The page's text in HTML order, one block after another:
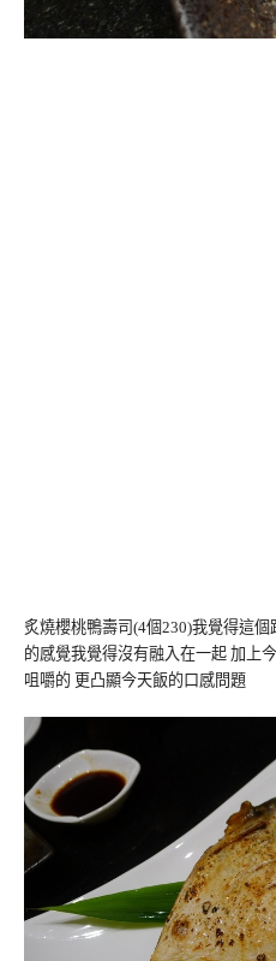
炙燒櫻桃鴨壽司(4個230)我覺得這
的感覺我覺得沒有融入在一起 加上
咀嚼的 更凸顯今天飯的口感問題